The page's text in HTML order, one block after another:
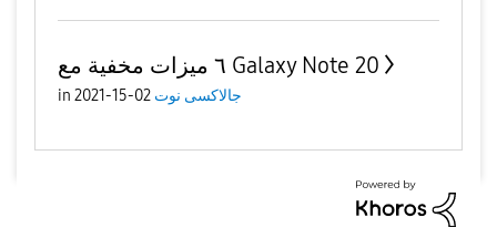
٦ ميزات مخفية مع Galaxy Note 20
in جالاكسى نوت 02-15-2021